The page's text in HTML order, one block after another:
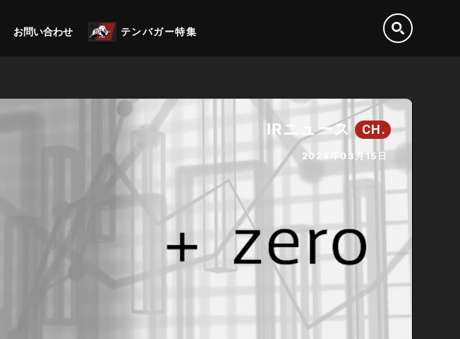
お問い合わせ テンバガー特集
IRニュース CH.
2024年03月15日